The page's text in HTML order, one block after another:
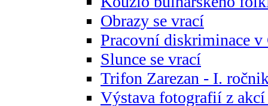
Obrazy se vrací
Pracovní diskriminace
Slunce se vrací
Trifon Zarezan - I.
Výstava fotografií z akcí